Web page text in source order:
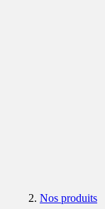
Nos produits